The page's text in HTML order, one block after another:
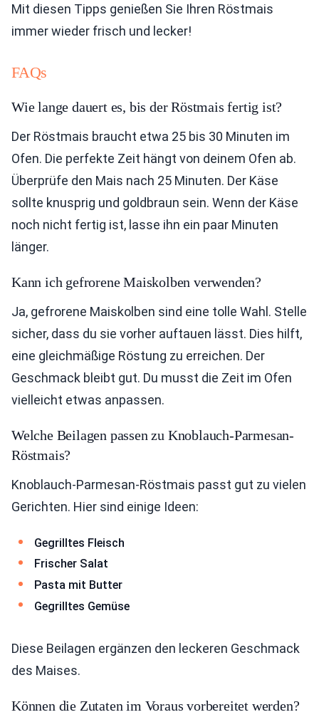
Mit diesen Tipps genießen Sie Ihren Röstmais
immer wieder frisch und lecker!
FAQs
Wie lange dauert es, bis der Röstmais fertig ist?
Der Röstmais braucht etwa 25 bis 30 Minuten im
Ofen. Die perfekte Zeit hängt von deinem Ofen ab.
Überprüfe den Mais nach 25 Minuten. Der Käse
sollte knusprig und goldbraun sein. Wenn der Käse
noch nicht fertig ist, lasse ihn ein paar Minuten
länger.
Kann ich gefrorene Maiskolben verwenden?
Ja, gefrorene Maiskolben sind eine tolle Wahl. Stelle
sicher, dass du sie vorher auftauen lässt. Dies hilft,
eine gleichmäßige Röstung zu erreichen. Der
Geschmack bleibt gut. Du musst die Zeit im Ofen
vielleicht etwas anpassen.
Welche Beilagen passen zu Knoblauch-Parmesan-
Röstmais?
Knoblauch-Parmesan-Röstmais passt gut zu vielen
Gerichten. Hier sind einige Ideen:
Gegrilltes Fleisch
Frischer Salat
Pasta mit Butter
Gegrilltes Gemüse
Diese Beilagen ergänzen den leckeren Geschmack
des Maises.
Können die Zutaten im Voraus vorbereitet werden?